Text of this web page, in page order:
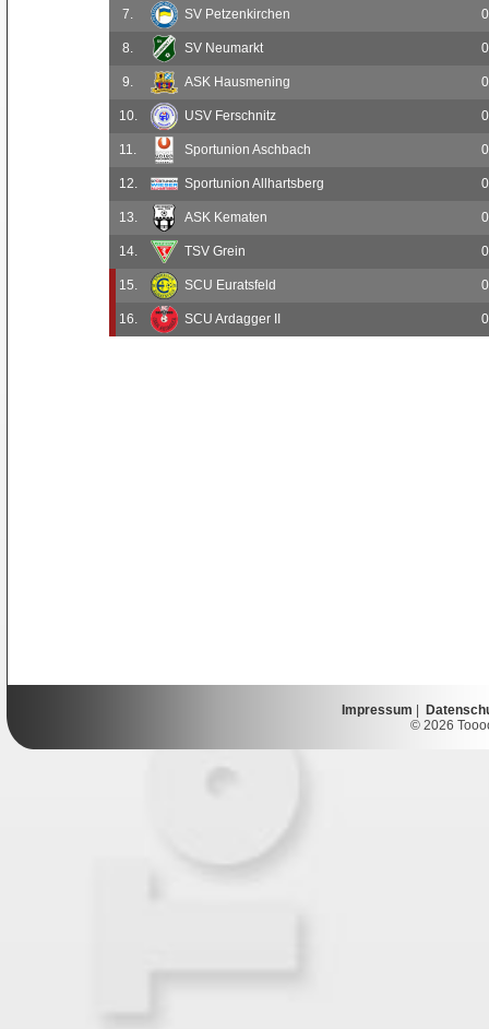
7. SV Petzenkirchen 0
8. SV Neumarkt 0
9. ASK Hausmening 0
10. USV Ferschnitz 0
11. Sportunion Aschbach 0
12. Sportunion Allhartsberg 0
13. ASK Kematen 0
14. TSV Grein 0
15. SCU Euratsfeld 0
16. SCU Ardagger II 0
Impressum
© 2026